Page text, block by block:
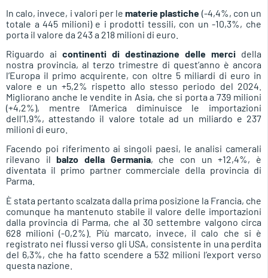
In calo, invece, i valori per lematerie plastiche (-4,4%, con un
totale a 445 milioni) e i prodotti tessili, con un -10,3%, che
porta il valore da 243 a 218 milioni di euro.
Riguardo ai continenti di destinazione delle merci della
nostra provincia, al terzo trimestre di quest’anno è ancora
l’Europa il primo acquirente, con oltre 5 miliardi di euro in
valore e un +5,2% rispetto allo stesso periodo del 2024.
Migliorano anche le vendite in Asia, che si porta a 739 milioni
(+4,2%), mentre l’America diminuisce le importazioni
dell’1,9%, attestando il valore totale ad un miliardo e 237
milioni di euro.
Facendo poi riferimento ai singoli paesi, le analisi camerali
rilevano ilbalzo della Germania, che con un +12,4%, è
diventata il primo partner commerciale della provincia di
Parma.
È stata pertanto scalzata dalla prima posizione la Francia, che
comunque ha mantenuto stabile il valore delle importazioni
dalla provincia di Parma, che al 30 settembre valgono circa
628 milioni (-0,2%). Più marcato, invece, il calo che si è
registrato nei flussi verso gli USA, consistente in una perdita
del 6,3%, che ha fatto scendere a 532 milioni l’export verso
questa nazione.